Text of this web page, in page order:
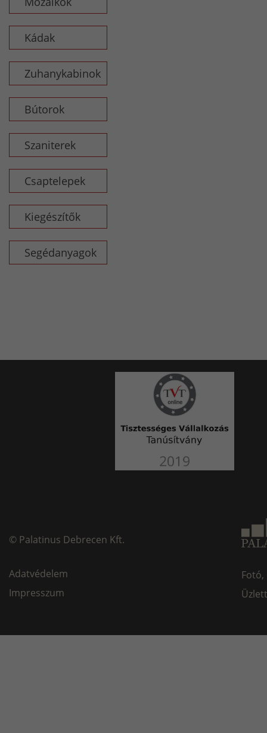
Kádak
Zuhanykabinok
Bútorok
Szaniterek
Csaptelepek
Kiegészítők
Segédanyagok
© Palatinus Debrecen Kft.
Adatvédelem
Impresszum
Fotó,